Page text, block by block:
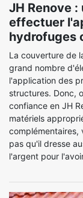
JH Renove
effectuer
hydrofuges
La couverture de
grand nombre
l'application des
structures. Donc,
confiance en JH
matériels
complémentaires,
pas qu'il dresse
l'argent pour